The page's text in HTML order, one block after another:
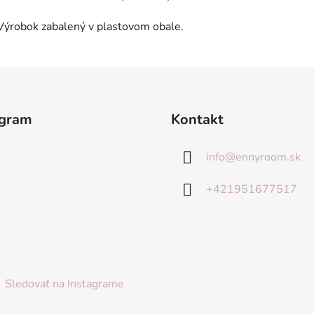
zabalený v plastovom obale.
Sledovať na Instagrame
Kontakt
info@ennyroom.sk
+421951677517